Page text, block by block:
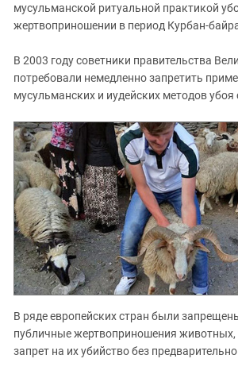
мусульманской ритуальной практикой
жертвоприношении в период Курбан-
В 2003 году советники правительства
потребовали немедленно запретить
мусульманских и иудейских методов убоя
В ряде европейских стран были
публичные жертвоприношения животных,
запрет на их убийство без